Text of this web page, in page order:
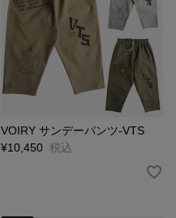
VOIRY サンデーパンツ-VTS
¥10,450 税込